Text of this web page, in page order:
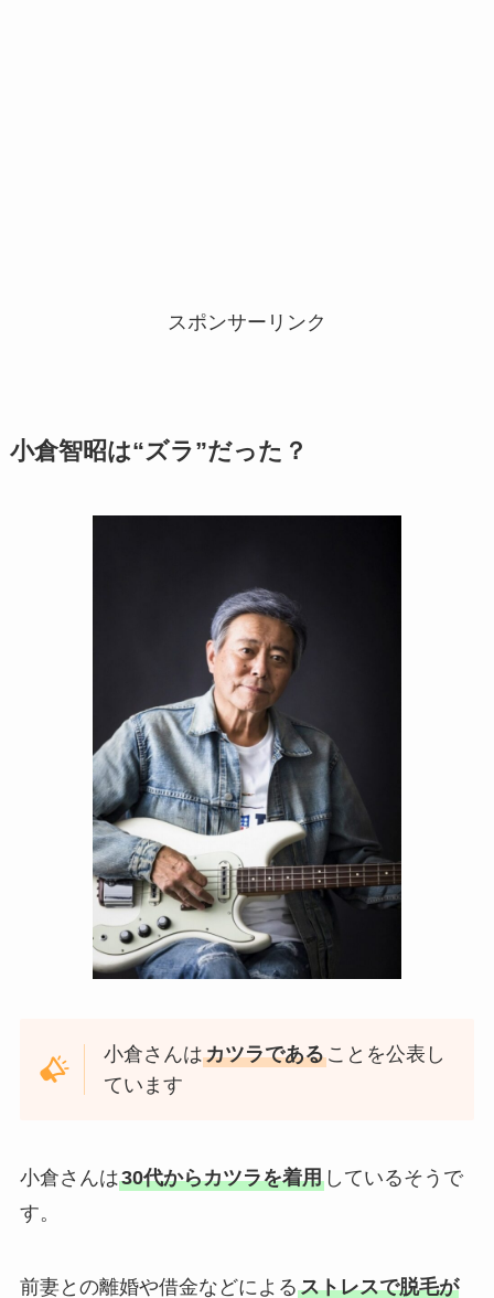
スポンサーリンク
小倉智昭は“ズラ”だった？
小倉さんはカツラであることを公表し
ています
小倉さんは30代からカツラを着用しているそうで
す。
前妻との離婚や借金などによるストレスで脱毛が